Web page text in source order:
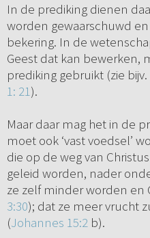
In de prediking dienen
worden gewaarschuwd
bekering. In de
Geest dat kan bewerken,
prediking gebruikt (zie bijv.
1: 21).
Maar daar mag het in de
moet ook ‘vast voedsel’
die op de weg van
geleid worden, nader
ze zelf minder worden en
3:30); dat ze meer vrucht
(Johannes 15:2b).